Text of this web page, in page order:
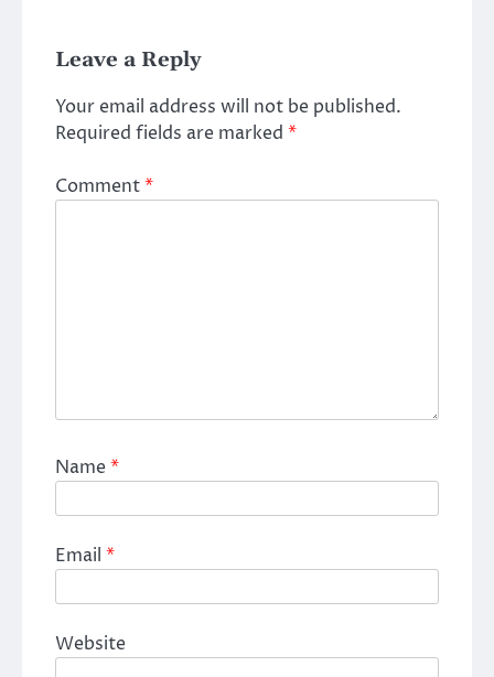
Leave a Reply
Your email address will not be published.
Required fields are marked *
Comment*
Name*
Email *
Website